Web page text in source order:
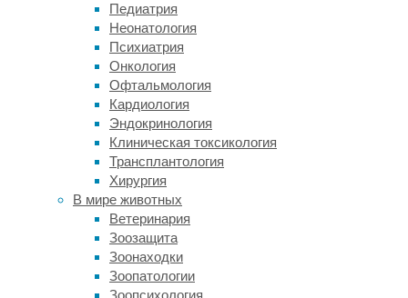
Педиатрия
Неонатология
Психиатрия
Онкология
Офтальмология
Кардиология
Эндокринология
Клиническая токсикология
Трансплантология
Хирургия
В мире животных
Ветеринария
Зоозащита
Зоонаходки
Зоопатологии
Зоопсихология
разные
виды
колибри
используют
разному.
Днём,
пока
активны
летают
туда-
сюда,